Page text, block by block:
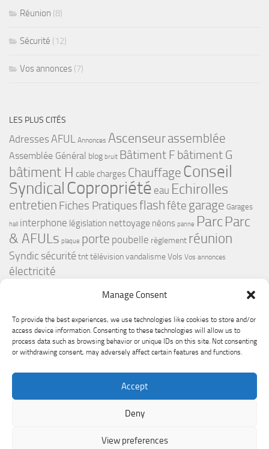
Manage Consent
To provide the best experiences, we use technologies like cookies to store and/or
access device information. Consenting to these technologies will allow us to
process data such as browsing behavior or unique IDs on this site. Not consenting
or withdrawing consent, may adversely affect certain features and functions.
Accept
Deny
View preferences
Réunion (8)
Sécurité (12)
Vos annonces (7)
LES PLUS CITÉS
Adresses AFUL Annonces Ascenseurassemblée
Assemblée Général blog bruit Bâtiment F bâtiment G
bâtiment H cable charges Chauffage Conseil
Syndical Copropriété eau Echirolles
entretien Fiches Pratiquesflashfête garage Garages
hall interphone législation nettoyage néons panne ParcParc
& AFULs plaque porte poubelle règlement réunion
Syndic sécurité tnttélévisionvandalismeVols Vos annonces
électricité
réservés.